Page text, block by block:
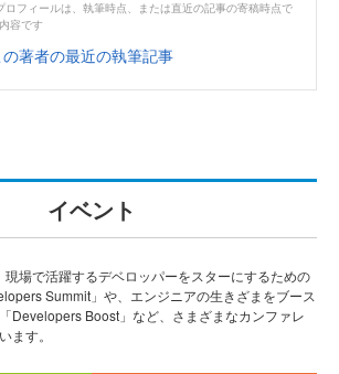
ロフィールは、執筆時点、または直近の記事の寄稿時点で
容です
の著者の最近の執筆記事
イベント
場で活躍するデベロッパーをスターにするための
Summit」や、エンジニアの生きざまをブース
Developers Boost」など、さまざまなカンファレ
ます。